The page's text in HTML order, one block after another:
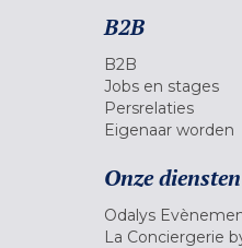
B2B
B2B
Jobs en stages
Persrelaties
Eigenaar worden
Onze diensten
Odalys
La Conciergerie